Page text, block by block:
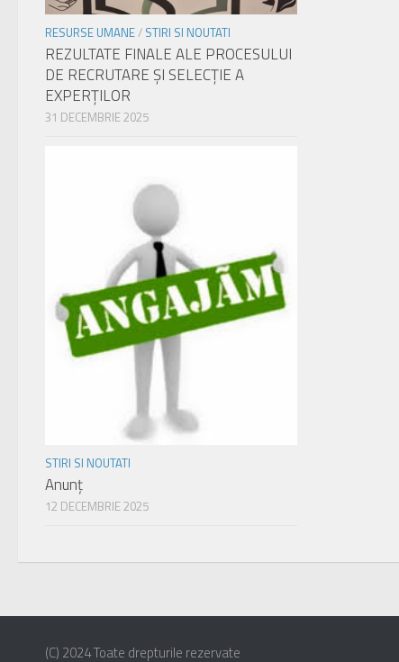
RESURSE UMANE/ STIRI SI NOUTATI
REZULTATE FINALE ALE PROCESULUI
DE RECRUTARE ŞI SELECŢIE A
EXPERŢILOR
31 DECEMBRIE 2025
STIRI SI NOUTATI
Anunț
12 DECEMBRIE 2025
(C) 2024 Toate drepturile rezervate